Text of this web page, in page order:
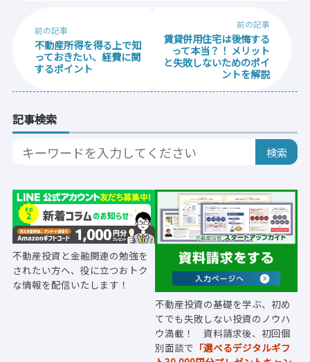
前の記事
不動産所得を得る上で知
っておきたい、経費に関
するポイント
前の記事
賃貸併用住宅は後悔する
って本当？！ メリット
と失敗しないためのポイ
ントを解説
記事検索
不動産投資と金融関連の勉強を
されたい方へ、役に立つおトク
な情報を配信いたします！
不動産投資の基礎を学ぶ、初め
てでも失敗しない投資のノウハ
ウ満載！ 資料請求後、初回個
別面談で 「選べるデジタルギフ